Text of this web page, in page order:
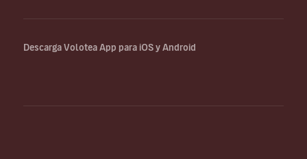
Descarga Volotea App para iOS y Android